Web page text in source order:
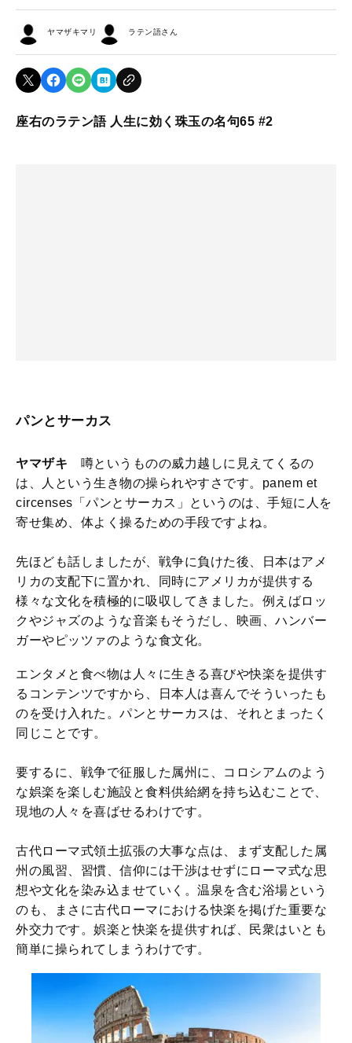
ヤマザキマリ ラテン語さん
座右のラテン語 人生に効く珠玉の名句65 #2
パンとサーカス
ヤマザキ 噂というものの威力越しに見えてくるの
は、人という生き物の操られやすさです。panem et
circenses「パンとサーカス」というのは、手短に人を
寄せ集め、体よく操るための手段ですよね。
先ほども話しましたが、戦争に負けた後、日本はアメ
リカの支配下に置かれ、同時にアメリカが提供する
様々な文化を積極的に吸収してきました。例えばロッ
クやジャズのような音楽もそうだし、映画、ハンバー
ガーやピッツァのような食文化。
エンタメと食べ物は人々に生きる喜びや快楽を提供す
るコンテンツですから、日本人は喜んでそういったも
のを受け入れた。パンとサーカスは、それとまったく
同じことです。
要するに、戦争で征服した属州に、コロシアムのよう
な娯楽を楽しむ施設と食料供給網を持ち込むことで、
現地の人々を喜ばせるわけです。
古代ローマ式領土拡張の大事な点は、まず支配した属
州の風習、習慣、信仰には干渉はせずにローマ式な思
想や文化を染み込ませていく。温泉を含む浴場という
のも、まさに古代ローマにおける快楽を掲げた重要な
外交力です。娯楽と快楽を提供すれば、民衆はいとも
簡単に操られてしまうわけです。